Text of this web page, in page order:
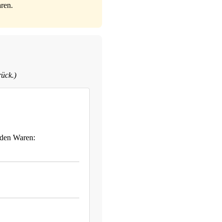
Waren: